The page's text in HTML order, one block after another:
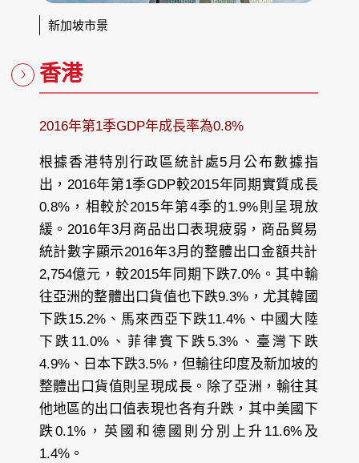
新加坡市景
香港
2016年第1季GDP年成長率為0.8%
根據香港特別行政區統計處5月公布數據指
出，2016年第1季GDP較2015年同期實質成長
0.8%，相較於2015年第4季的1.9%則呈現放
緩。2016年3月商品出口表現疲弱，商品貿易
統計數字顯示2016年3月的整體出口金額共計
2,754億元，較2015年同期下跌7.0%。其中輸
往亞洲的整體出口貨值也下跌9.3%，尤其韓國
下跌15.2%、馬來西亞下跌11.4%、中國大陸
下跌11.0%、菲律賓下跌5.3%、臺灣下跌
4.9%、日本下跌3.5%，但輸往印度及新加坡的
整體出口貨值則呈現成長。除了亞洲，輸往其
他地區的出口值表現也各有升跌，其中美國下
跌0.1%，英國和德國則分別上升11.6%及
1.4%。